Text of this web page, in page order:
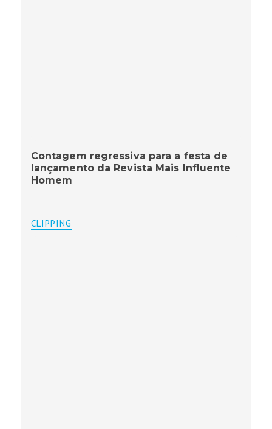
Contagem regressiva para a festa de
lançamento da Revista Mais Influente
Homem
CLIPPING